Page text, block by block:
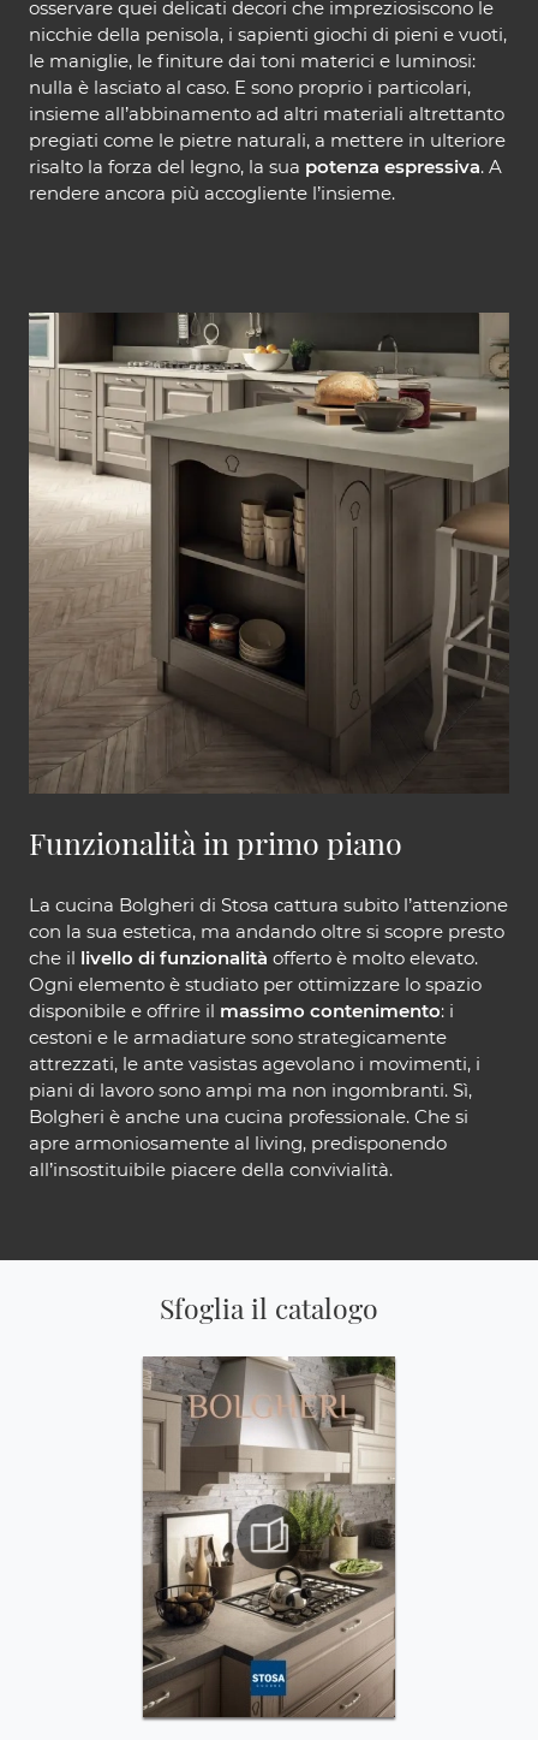
osservare quei delicati decori che impreziosiscono le
nicchie della penisola, i sapienti giochi di pieni e vuoti,
le maniglie, le finiture dai toni materici e luminosi:
nulla è lasciato al caso. E sono proprio i particolari,
insieme all’abbinamento ad altri materiali altrettanto
pregiati come le pietre naturali, a mettere in ulteriore
risalto la forza del legno, la sua potenza espressiva. A
rendere ancora più accogliente l’insieme.
Funzionalità in primo piano
La cucina Bolgheri di Stosa cattura subito l’attenzione
con la sua estetica, ma andando oltre si scopre presto
che il livello di funzionalità offerto è molto elevato.
Ogni elemento è studiato per ottimizzare lo spazio
disponibile e offrire il massimo contenimento: i
cestoni e le armadiature sono strategicamente
attrezzati, le ante vasistas agevolano i movimenti, i
piani di lavoro sono ampi ma non ingombranti. Sì,
Bolgheri è anche una cucina professionale. Che si
apre armoniosamente al living, predisponendo
all’insostituibile piacere della convivialità.
Sfoglia il catalogo